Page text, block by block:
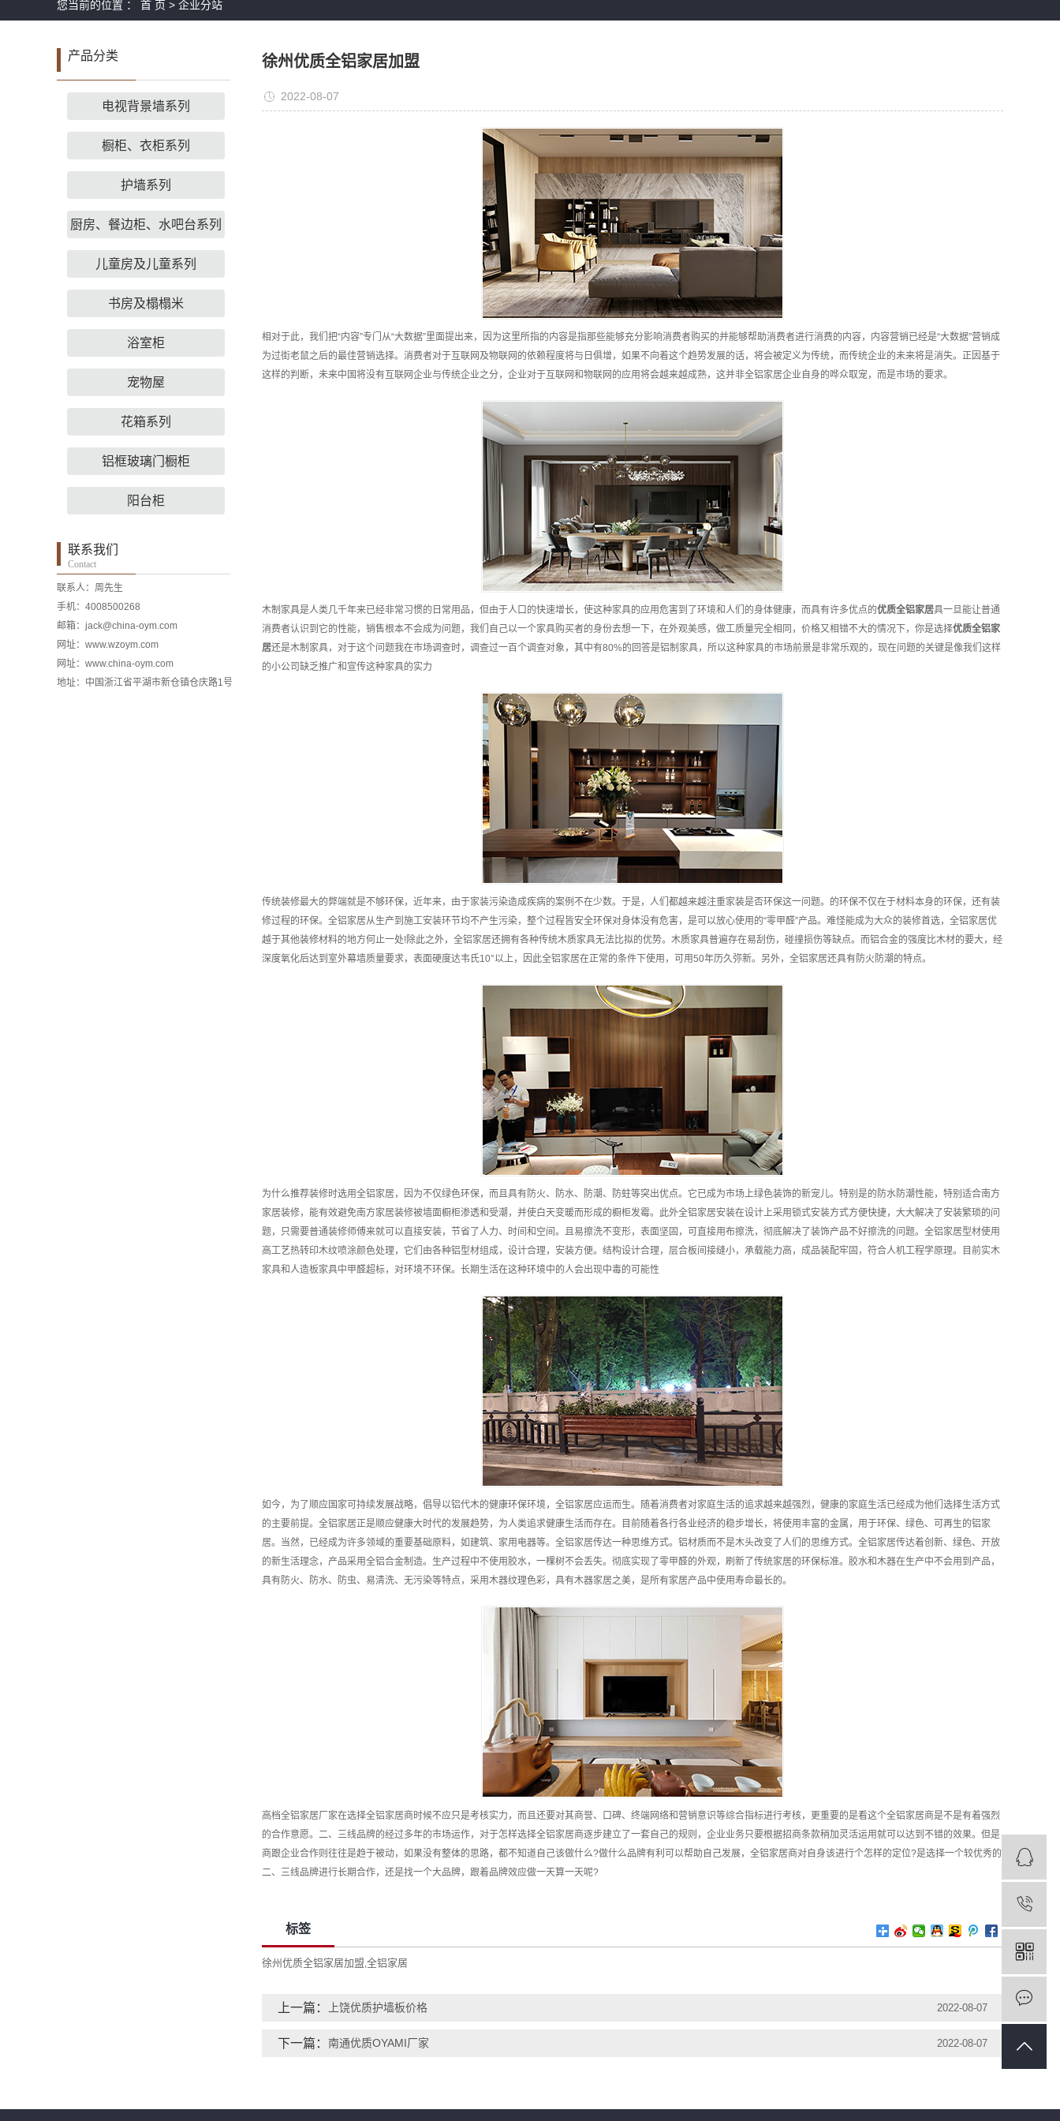
您当前的位置 ： 首 页 > 企业分站
产品分类
电视背景墙系列
橱柜、衣柜系列
护墙系列
厨房、餐边柜、水吧台系列
儿童房及儿童系列
书房及榻榻米
浴室柜
宠物屋
花箱系列
铝框玻璃门橱柜
阳台柜
联系我们
Contact
联系人：周先生
手机：4008500268
邮箱：jack@china-oym.com
网址： www.wzoym.com
网址：www.china-oym.com
地址：中国浙江省平湖市新仓镇仓庆路1号
徐州优质全铝家居加盟
2022-08-07
相对于此，我们把“内容”专门从“大数据”里面提出来，因为这里所指的内容是指那些能够充分影响消费者购买的并能够帮助消费者进行消费的内容，内容营销已经是“大数据”营销成
为过街老鼠之后的最佳营销选择。消费者对于互联网及物联网的依赖程度将与日俱增，如果不向着这个趋势发展的话，将会被定义为传统，而传统企业的未来将是消失。正因基于
这样的判断，未来中国将没有互联网企业与传统企业之分，企业对于互联网和物联网的应用将会越来越成熟，这并非全铝家居企业自身的哗众取宠，而是市场的要求。
木制家具是人类几千年来已经非常习惯的日常用品，但由于人口的快速增长，使这种家具的应用危害到了环境和人们的身体健康，而具有许多优点的优质全铝家居具一旦能让普通
消费者认识到它的性能，销售根本不会成为问题，我们自己以一个家具购买者的身份去想一下，在外观美感，做工质量完全相同，价格又相错不大的情况下，你是选择优质全铝家
居还是木制家具，对于这个问题我在市场调查时，调查过一百个调查对象，其中有80%的回答是铝制家具，所以这种家具的市场前景是非常乐观的，现在问题的关键是像我们这样
的小公司缺乏推广和宣传这种家具的实力
传统装修最大的弊端就是不够环保，近年来，由于家装污染造成疾病的案例不在少数。于是，人们都越来越注重家装是否环保这一问题。的环保不仅在于材料本身的环保，还有装
修过程的环保。全铝家居从生产到施工安装环节均不产生污染，整个过程皆安全环保对身体没有危害，是可以放心使用的“零甲醛”产品。难怪能成为大众的装修首选，全铝家居优
越于其他装修材料的地方何止一处!除此之外，全铝家居还拥有各种传统木质家具无法比拟的优势。木质家具普遍存在易刮伤，碰撞损伤等缺点。而铝合金的强度比木材的要大，经
深度氧化后达到室外幕墙质量要求，表面硬度达韦氏10°以上，因此全铝家居在正常的条件下使用，可用50年历久弥新。另外，全铝家居还具有防火防潮的特点。
为什么推荐装修时选用全铝家居，因为不仅绿色环保，而且具有防火、防水、防潮、防蛀等突出优点。它已成为市场上绿色装饰的新宠儿。特别是的防水防潮性能，特别适合南方
家居装修，能有效避免南方家居装修被墙面橱柜渗透和受潮，并使白天变暖而形成的橱柜发霉。此外全铝家居安装在设计上采用锁式安装方式方便快捷，大大解决了安装繁琐的问
题，只需要普通装修师傅来就可以直接安装，节省了人力、时间和空间。且易擦洗不变形，表面坚固，可直接用布擦洗，彻底解决了装饰产品不好擦洗的问题。全铝家居型材使用
高工艺热转印木纹喷涂颜色处理，它们由各种铝型材组成，设计合理，安装方便。结构设计合理，层合板间接缝小，承载能力高，成品装配牢固，符合人机工程学原理。目前实木
家具和人造板家具中甲醛超标，对环境不环保。长期生活在这种环境中的人会出现中毒的可能性
如今，为了顺应国家可持续发展战略，倡导以铝代木的健康环保环境，全铝家居应运而生。随着消费者对家庭生活的追求越来越强烈，健康的家庭生活已经成为他们选择生活方式
的主要前提。全铝家居正是顺应健康大时代的发展趋势，为人类追求健康生活而存在。目前随着各行各业经济的稳步增长，将使用丰富的金属，用于环保、绿色、可再生的铝家
居。当然，已经成为许多领域的重要基础原料，如建筑、家用电器等。全铝家居传达一种思维方式。铝材质而不是木头改变了人们的思维方式。全铝家居传达着创新、绿色、开放
的新生活理念，产品采用全铝合金制造。生产过程中不使用胶水，一棵树不会丢失。彻底实现了零甲醛的外观，刷新了传统家居的环保标准。胶水和木器在生产中不会用到产品，
具有防火、防水、防虫、易清洗、无污染等特点，采用木器纹理色彩，具有木器家居之美，是所有家居产品中使用寿命最长的。
高档全铝家居厂家在选择全铝家居商时候不应只是考核实力，而且还要对其商誉、口碑、终端网络和营销意识等综合指标进行考核，更重要的是看这个全铝家居商是不是有着强烈
的合作意愿。二、三线品牌的经过多年的市场运作，对于怎样选择全铝家居商逐步建立了一套自己的规则，企业业务只要根据招商条款稍加灵活运用就可以达到不错的效果。但是
商跟企业合作则往往是趋于被动，如果没有整体的思路，都不知道自己该做什么?做什么品牌有利可以帮助自己发展，全铝家居商对自身该进行个怎样的定位?是选择一个较优秀的
二、三线品牌进行长期合作，还是找一个大品牌，跟着品牌效应做一天算一天呢?
标签
徐州优质全铝家居加盟 全铝家居
上一篇： 上饶优质护墙板价格 2022-08-07
下一篇： 南通优质OYAMI厂家 2022-08-07